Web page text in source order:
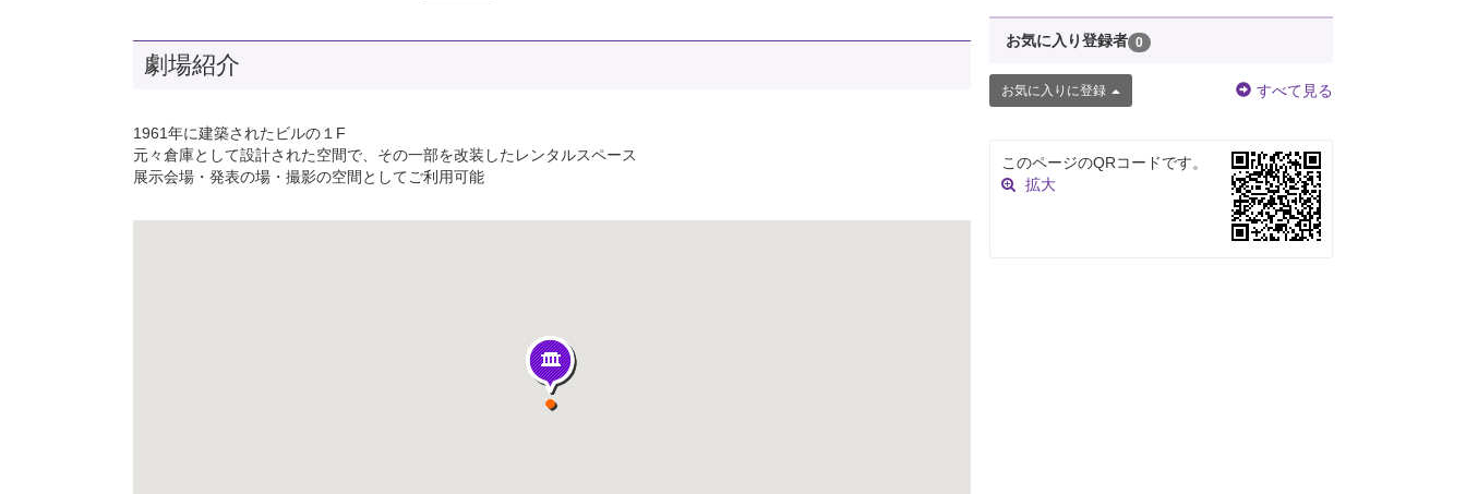
劇場紹介
1961年に建築されたビルの１F
元々倉庫として設計された空間で、その一部を改装したレンタルスペース
展示会場・発表の場・撮影の空間としてご利用可能
お気に入り登録者 0
お気に入りに登録 すべて見る
このページのQRコードです。
拡大